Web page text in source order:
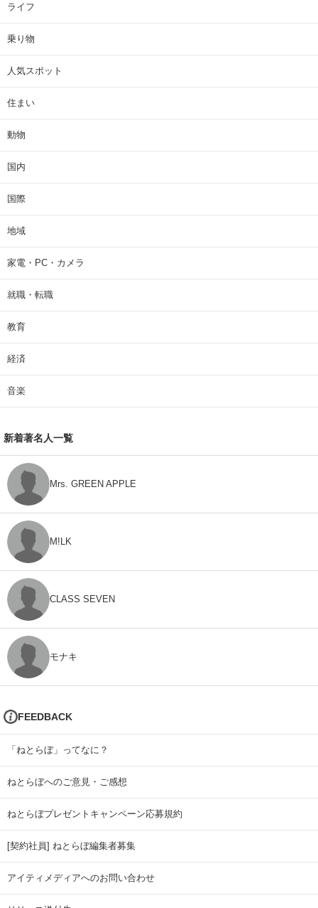
ライフ
乗り物
人気スポット
住まい
動物
国内
国際
地域
家電・PC・カメラ
就職・転職
教育
経済
音楽
新着著名人一覧
Mrs. GREEN APPLE
M!LK
CLASS SEVEN
モナキ
FEEDBACK
「ねとらぼ」ってなに？
ねとらぼへのご意見・ご感想
ねとらぼプレゼントキャンペーン応募規約
[契約社員] ねとらぼ編集者募集
アイティメディアへのお問い合わせ